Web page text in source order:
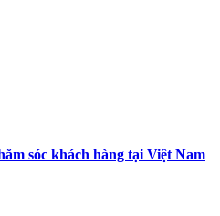
sóc khách hàng tại Việt Nam